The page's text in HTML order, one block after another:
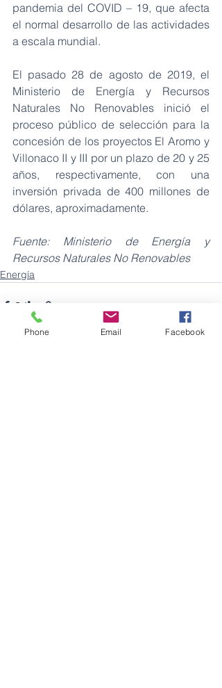
pandemia del COVID – 19, que afecta
el normal desarrollo de las actividades
a escala mundial.
El pasado 28 de agosto de 2019, el
Ministerio de Energía y Recursos
Naturales No Renovables inició el
proceso público de selección para la
concesión de los proyectos El Aromo y
Villonaco II y III por un plazo de 20 y 25
años, respectivamente, con una
inversión privada de 400 millones de
dólares, aproximadamente.
Fuente: Ministerio de Energía y
Recursos Naturales No Renovables
Energía
Phone Email Facebook